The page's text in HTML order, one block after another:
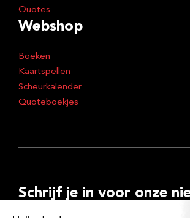
Quotes
Webshop
Boeken
Kaartspellen
Scheurkalender
Quoteboekjes
Schrijf je in voor onze